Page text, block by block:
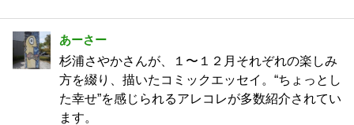
あーさー
杉浦さやかさんが、１〜１２月それぞれの楽しみ
方を綴り、描いたコミックエッセイ。“ちょっとし
た幸せ”を感じられるアレコレが多数紹介されてい
ます。